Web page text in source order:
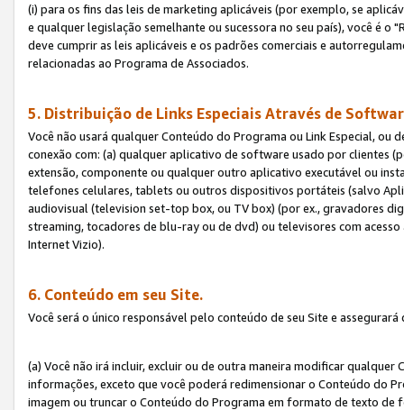
(i) para os fins das leis de marketing aplicáveis (por exemplo, se
e qualquer legislação semelhante ou sucessora no seu país), você é o
deve cumprir as leis aplicáveis e os padrões comerciais e
relacionadas ao Programa de Associados.
5. Distribuição de Links Especiais Através de
Você não usará qualquer Conteúdo do Programa ou Link Especial,
conexão com: (a) qualquer aplicativo de software usado por clientes
extensão, componente ou qualquer outro aplicativo executável ou
telefones celulares, tablets ou outros dispositivos portáteis (salvo
audiovisual (television set-top box, ou TV box) (por ex., gravadores
streaming, tocadores de blu-ray ou de dvd) ou televisores com
Internet Vizio).
6. Conteúdo em seu Site.
Você será o único responsável pelo conteúdo de seu Site e assegurará
(a) Você não irá incluir, excluir ou de outra maneira modificar
informações, exceto que você poderá redimensionar o Conteúdo do
imagem ou truncar o Conteúdo do Programa em formato de texto